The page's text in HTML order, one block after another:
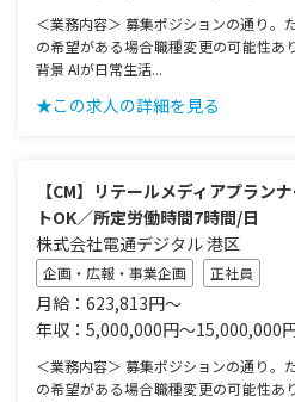
＜業務内容＞ 募集ポジションの通り。
の希望がある場合職種変更の可能性あ
背景 AIが日常生活...
★この求人の詳細を見る
【CM】リテールメディアプラ
トOK／所定労働時間7時間/日
株式会社電通デジタル 港区
企画・広報・事業企画 正社員
月給：623,813円～
年収：5,000,000円～15,000,000
＜業務内容＞ 募集ポジションの通り。
の希望がある場合職種変更の可能性あ